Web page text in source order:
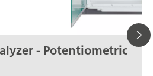
- Potentiometric